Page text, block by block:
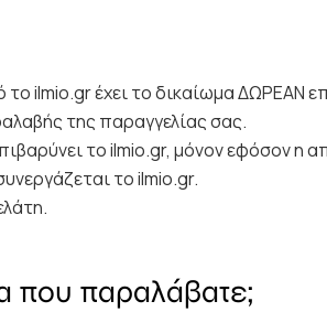
τοilmio.grέχει το δικαίωμα ΔΩΡΕΑΝ
της παραγγελίας σας.
τοilmio.gr, μόνον εφόσον η
τοilmio.gr.
που παραλάβατε;